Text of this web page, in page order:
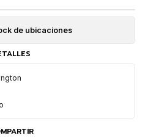
de ubicaciones